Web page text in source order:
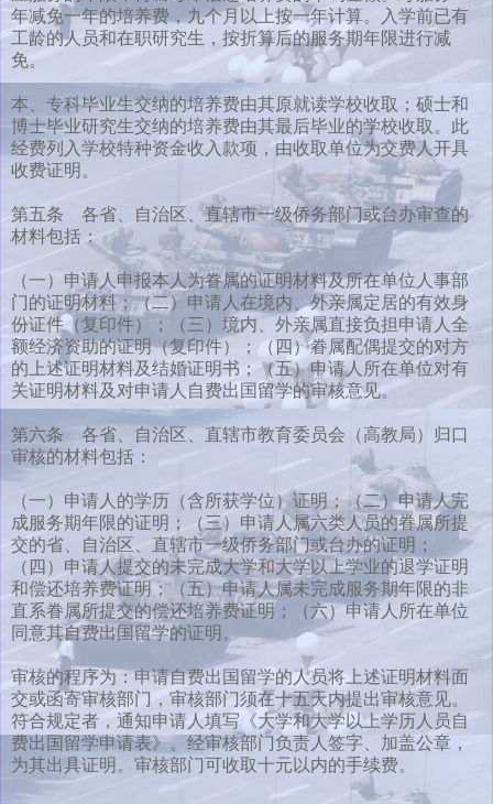
年减免一年的培养费，九个月以上按一年计算。入学前已有
工龄的人员和在职研究生，按折算后的服务期年限进行减
免。
本、专科毕业生交纳的培养费由其原就读学校收取；硕士和
博士毕业研究生交纳的培养费由其最后毕业的学校收取。此
经费列入学校特种资金收入款项，由收取单位为交费人开具
收费证明。
第五条 各省、自治区、直辖市一级侨务部门或台办审查的
材料包括：
（一）申请人申报本人为眷属的证明材料及所在单位人事部
门的证明材料；（二）申请人在境内、外亲属定居的有效身
份证件（复印件）；（三）境内、外亲属直接负担申请人全
额经济资助的证明（复印件）；（四）眷属配偶提交的对方
的上述证明材料及结婚证明书；（五）申请人所在单位对有
关证明材料及对申请人自费出国留学的审核意见。
第六条 各省、自治区、直辖市教育委员会（高教局）归口
审核的材料包括：
（一）申请人的学历（含所获学位）证明；（二）申请人完
成服务期年限的证明；（三）申请人属六类人员的眷属所提
交的省、自治区、直辖市一级侨务部门或台办的证明；
（四）申请人提交的未完成大学和大学以上学业的退学证明
和偿还培养费证明；（五）申请人属未完成服务期年限的非
直系眷属所提交的偿还培养费证明；（六）申请人所在单位
同意其自费出国留学的证明。
审核的程序为：申请自费出国留学的人员将上述证明材料面
交或函寄审核部门，审核部门须在十五天内提出审核意见。
符合规定者，通知申请人填写《大学和大学以上学历人员自
费出国留学申请表》。经审核部门负责人签字、加盖公章，
为其出具证明。审核部门可收取十元以内的手续费。